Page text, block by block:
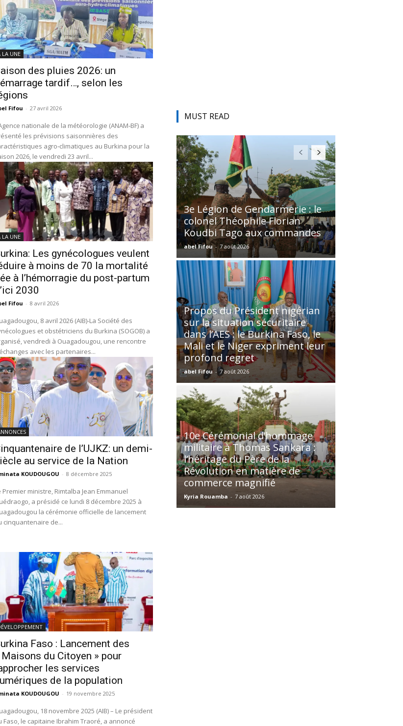
LA UNE
des pluies 2026: un
tardif…, selon les
Fifou - 27 avril 2026
nationale de la météorologie (ANAM‑BF) a
les prévisions saisonnières des
agro‑climatiques au Burkina pour la
2026, le vendredi 23 avril...
LA UNE
Les gynécologues veulent
à moins de 70 la mortalité
à l’hémorragie du post-partum
2030
Fifou - 8 avril 2026
8 avril 2026 (AIB)-La Société des
et obstétriciens du Burkina (SOGOB) a
vendredi à Ouagadougou, une rencontre
avec les partenaires...
de l’UJKZ: un demi-
au service de la Nation
KOUDOUGOU - 8 décembre 2025
Premier ministre, Rimtalba Jean Emmanuel
a présidé ce lundi 8 décembre 2025 à
la cérémonie officielle de lancement
cinquantenaire de...
Faso : Lancement des
Maisons du Citoyen » pour
les services
de la population
KOUDOUGOU - 19 novembre 2025
18 novembre 2025 (AIB) – Le président
Faso, le capitaine Ibrahim Traoré, a annoncé
MUST READ
3e Légion de Gendarmerie : le
colonel Théophile Florian
Koudbi Tago aux commandes
abel Fifou - 7 août 2026
Propos du Président nigérian
sur la situation sécuritaire
dans l’AES : le Burkina Faso, le
Mali et le Niger expriment leur
profond regret
abel Fifou - 7 août 2026
10e Cérémonial d’hommage
militaire à Thomas Sankara :
l’héritage du Père de la
Révolution en matière de
commerce magnifié
Kyria Rouamba - 7 août 2026